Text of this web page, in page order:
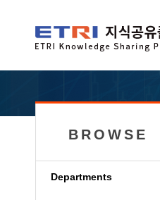
BROWSE
Departments